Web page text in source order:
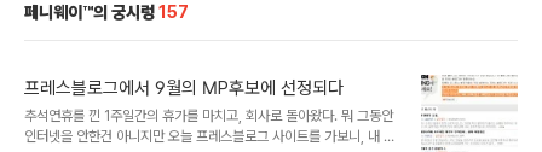
페니웨이™의 궁시렁157
프레스블로그에서 9월의 MP후보에 선정되다
추석연휴를 낀 1주일간의 휴가를 마치고, 회사로 돌아왔다. 뭐 그동안
인터넷을 안한건 아니지만 오늘 프레스블로그 사이트를 가보니, 내 포